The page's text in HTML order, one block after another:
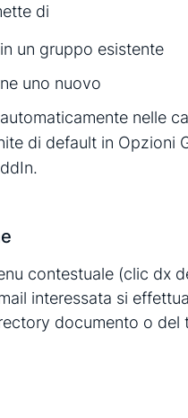
di
un gruppo esistente
uno nuovo
nelle
di default in Opzioni
contestuale (clic dx
interessata si
documento o del